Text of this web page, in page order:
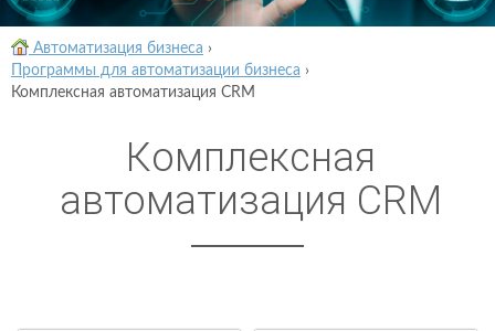
Автоматизация бизнеса ›
Программы для автоматизации бизнеса ›
Комплексная автоматизация CRM
Комплексная
автоматизация CRM